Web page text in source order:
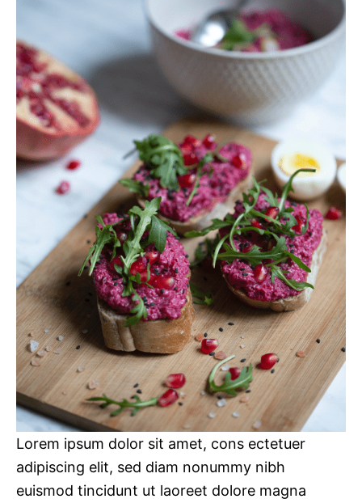
Lorem ipsum dolor sit amet, cons ectetuer
adipiscing elit, sed diam nonummy nibh
euismod tincidunt ut laoreet dolore magna